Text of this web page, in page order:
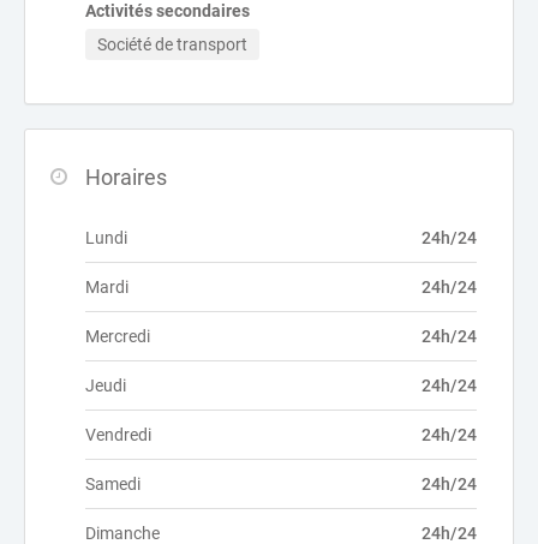
Activités secondaires
Société de transport
Horaires
Lundi 24h/24
Mardi 24h/24
Mercredi 24h/24
Jeudi 24h/24
Vendredi 24h/24
Samedi 24h/24
Dimanche 24h/24